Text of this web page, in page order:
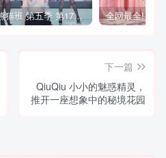
熊猫班 第五季 第17期 最终职级赛&完结
下一篇
QiuQiu 小小的魅惑精灵，
推开一座想象中的秘境花园